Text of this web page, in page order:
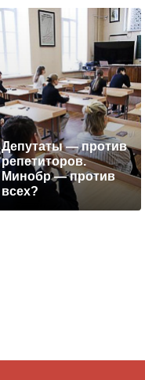
Депутаты — против
репетиторов.
Минобр — против
всех?